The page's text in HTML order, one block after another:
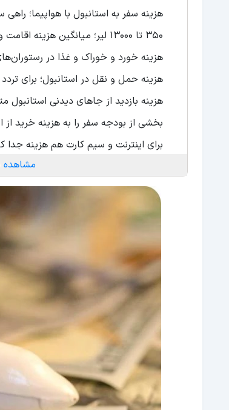
هزینه سفر به استانبول با هواپیما؛
350 تا 13000 لیر؛ میانگین هزینه اقامت و رزرو هتل در استانبول
هزینه خورد و خوراک و غذا در
هزینه حمل و نقل در استانبول؛ برای
هزینه بازدید از جاهای دیدنی استانبول
بخشی از بودجه سفر را به هزینه خرید
برای اینترنت و سیم کارت هم هزینه جدا
مشاهده